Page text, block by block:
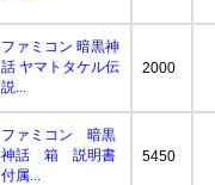
ファミコン 暗黒神
話 ヤマトタケル伝
説...
2000
ファミコン 暗黒
神話 箱 説明書
付属...
5450